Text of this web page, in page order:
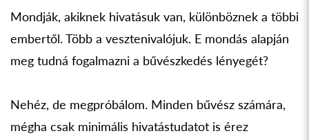
Mondják, akiknek hivatásuk van, különböznek a többi
embertől. Több a vesztenivalójuk. E mondás alapján
meg tudná fogalmazni a bűvészkedés lényegét?
Nehéz, de megpróbálom. Minden bűvész számára,
mégha csak minimális hivatástudatot is érez